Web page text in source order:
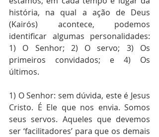
história, na qual a ação de Deus
(Kairós) acontece, podemos
identificar algumas personalidades:
1) O Senhor; 2) O servo; 3) Os
primeiros convidados; e 4) Os
últimos.
1) O Senhor: sem dúvida, este é Jesus
Cristo. É Ele que nos envia. Somos
seus servos. Aqueles que devemos
ser ‘facilitadores’ para que os demais